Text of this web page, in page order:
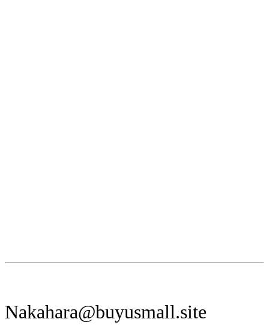
Nakahara@buyusmall.site